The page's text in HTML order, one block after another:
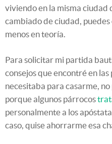
viviendo en la misma ciudad
cambiado de ciudad,
menos en teoría.
Para solicitar mi partida
consejos que encontré en
necesitaba para casarme,
porque algunos párrocos
personalmente a los
caso, quise ahorrarme esa